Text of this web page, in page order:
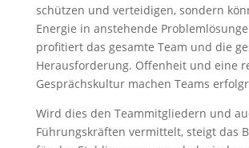
schützen und verteidigen, sondern
Energie in anstehende
profitiert das gesamte Team und die
Herausforderung. Offenheit und eine
Gesprächskultur machen Teams
Wird dies den Teammitgliedern und
Führungskräften vermittelt, steigt das